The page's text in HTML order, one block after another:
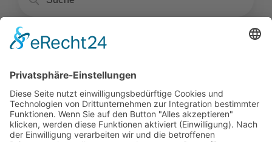
Alle Standorte
Mehr Filter
Keine Aufzeichnungen gefunden